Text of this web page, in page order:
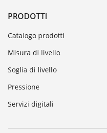
PRODOTTI
Catalogo prodotti
Misura di livello
Soglia di livello
Pressione
Servizi digitali